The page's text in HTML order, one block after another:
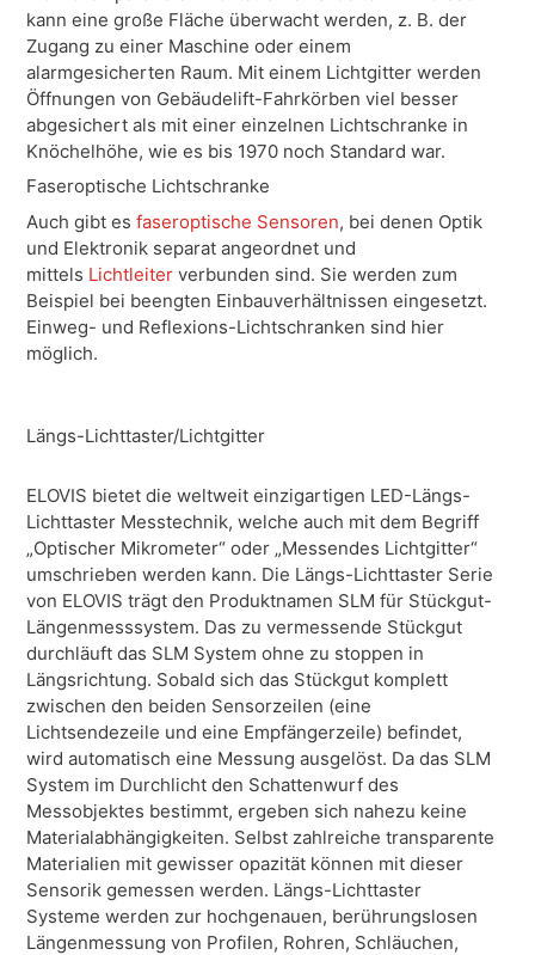
kann eine große Fläche überwacht werden, z. B. der
Zugang zu einer Maschine oder einem
alarmgesicherten Raum. Mit einem Lichtgitter werden
Öffnungen von Gebäudelift-Fahrkörben viel besser
abgesichert als mit einer einzelnen Lichtschranke in
Knöchelhöhe, wie es bis 1970 noch Standard war.
Faseroptische Lichtschranke
Auch gibt es faseroptische Sensoren, bei denen Optik
und Elektronik separat angeordnet und
mittels Lichtleiter verbunden sind. Sie werden zum
Beispiel bei beengten Einbauverhältnissen eingesetzt.
Einweg- und Reflexions-Lichtschranken sind hier
möglich.
Längs-Lichttaster/Lichtgitter
ELOVIS bietet die weltweit einzigartigen LED-Längs-
Lichttaster Messtechnik, welche auch mit dem Begriff
„Optischer Mikrometer“ oder „Messendes Licht­gitter“
umschrieben werden kann. Die Längs-Lichttaster Serie
von ELOVIS trägt den Produktnamen SLM für Stückgut-
Längenmesssystem. Das zu vermessende Stückgut
durchläuft das SLM System ohne zu stoppen in
Längsrichtung. Sobald sich das Stückgut komplett
zwischen den beiden Sensorzeilen (eine
Lichtsendezeile und eine Empfängerzeile) befindet,
wird automatisch eine Messung ausgelöst. Da das SLM
System im Durchlicht den Schattenwurf des
Messobjektes bestimmt, ergeben sich nahezu keine
Materialabhängigkeiten. Selbst zahlreiche transparente
Materialien mit gewisser opazität können mit dieser
Sensorik gemessen werden. Längs-Lichttaster
Systeme werden zur hochgenauen, berührungslosen
Längenmessung von Profilen, Rohren, Schläuchen,